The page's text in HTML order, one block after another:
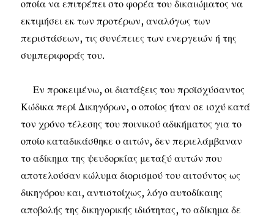
οποία να επιτρέπει στο φορέα του δικαιώματος να
εκτιμήσει εκ των προτέρων, αναλόγως των
περιστάσεων, τις συνέπειες των ενεργειών ή της
συμπεριφοράς του.
Εν προκειμένω, οι διατάξεις του προϊσχύσαντος
Κώδικα περί Δικηγόρων, ο οποίος ήταν σε ισχύ κατά
τον χρόνο τέλεσης του ποινικού αδικήματος για το
οποίο καταδικάσθηκε ο αιτών, δεν περιελάμβαναν
το αδίκημα της ψευδορκίας μεταξύ αυτών που
αποτελούσαν κώλυμα διορισμού του αιτούντος ως
δικηγόρου και, αντιστοίχως, λόγο αυτοδίκαιης
αποβολής της δικηγορικής ιδιότητας, το αδίκημα δε